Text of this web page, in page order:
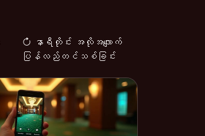
နာရီတိုင်း အလိုအလျောက်
ပြန်လည်တင်သစ်ခြင်း